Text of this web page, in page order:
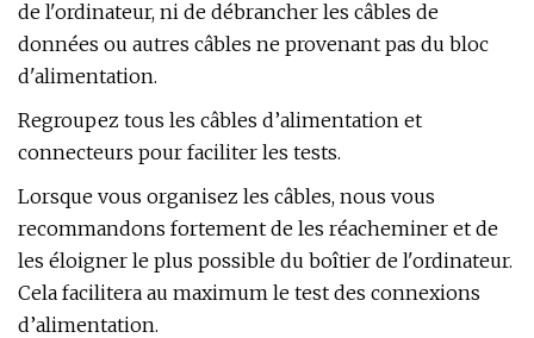
de l'ordinateur, ni de débrancher les câbles de
données ou autres câbles ne provenant pas du bloc
d'alimentation.
Regroupez tous les câbles d’alimentation et
connecteurs pour faciliter les tests.
Lorsque vous organisez les câbles, nous vous
recommandons fortement de les réacheminer et de
les éloigner le plus possible du boîtier de l'ordinateur.
Cela facilitera au maximum le test des connexions
d’alimentation.